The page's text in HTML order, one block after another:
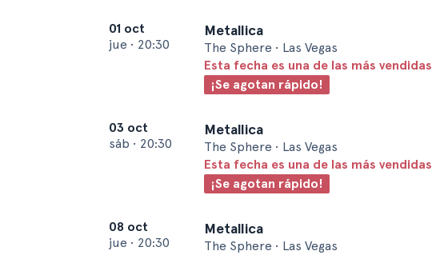
01 oct
jue • 20:30
Metallica
The Sphere • Las Vegas
Esta fecha es una de las más vendidas
¡Se agotan rápido!
03 oct
sáb • 20:30
Metallica
The Sphere • Las Vegas
Esta fecha es una de las más vendidas
¡Se agotan rápido!
08 oct
jue • 20:30
Metallica
The Sphere • Las Vegas